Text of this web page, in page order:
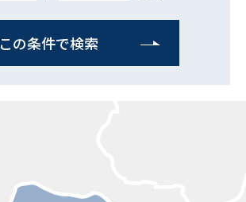
この条件で検索